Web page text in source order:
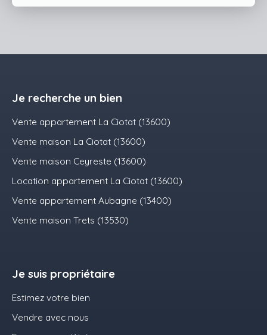
Je recherche un bien
Vente appartement La Ciotat (13600)
Vente maison La Ciotat (13600)
Vente maison Ceyreste (13600)
Location appartement La Ciotat (13600)
Vente appartement Aubagne (13400)
Vente maison Trets (13530)
Je suis propriétaire
Estimez votre bien
Vendre avec nous